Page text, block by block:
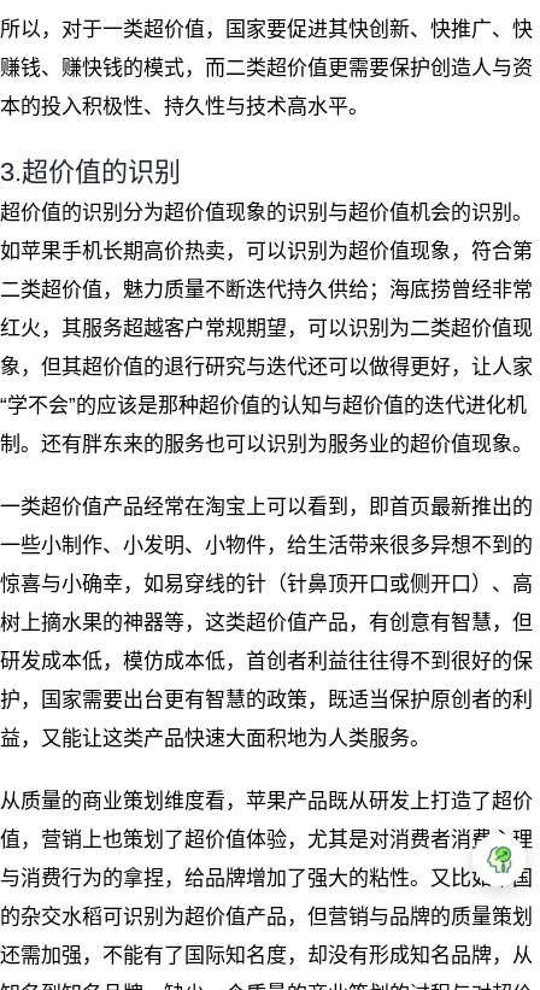
所以，对于一类超价值，国家要促进其快创新、快推广、快
赚钱、赚快钱的模式，而二类超价值更需要保护创造人与资
本的投入积极性、持久性与技术高水平。
3.超价值的识别
超价值的识别分为超价值现象的识别与超价值机会的识别。
如苹果手机长期高价热卖，可以识别为超价值现象，符合第
二类超价值，魅力质量不断迭代持久供给；海底捞曾经非常
红火，其服务超越客户常规期望，可以识别为二类超价值现
象，但其超价值的退行研究与迭代还可以做得更好，让人家
“学不会”的应该是那种超价值的认知与超价值的迭代进化机
制。还有胖东来的服务也可以识别为服务业的超价值现象。
一类超价值产品经常在淘宝上可以看到，即首页最新推出的
一些小制作、小发明、小物件，给生活带来很多异想不到的
惊喜与小确幸，如易穿线的针（针鼻顶开口或侧开口）、高
树上摘水果的神器等，这类超价值产品，有创意有智慧，但
研发成本低，模仿成本低，首创者利益往往得不到很好的保
护，国家需要出台更有智慧的政策，既适当保护原创者的利
益，又能让这类产品快速大面积地为人类服务。
从质量的商业策划维度看，苹果产品既从研发上打造了超价
值，营销上也策划了超价值体验，尤其是对消费者消费心理
与消费行为的拿捏，给品牌增加了强大的粘性。又比如中国
的杂交水稻可识别为超价值产品，但营销与品牌的质量策划
还需加强，不能有了国际知名度，却没有形成知名品牌，从